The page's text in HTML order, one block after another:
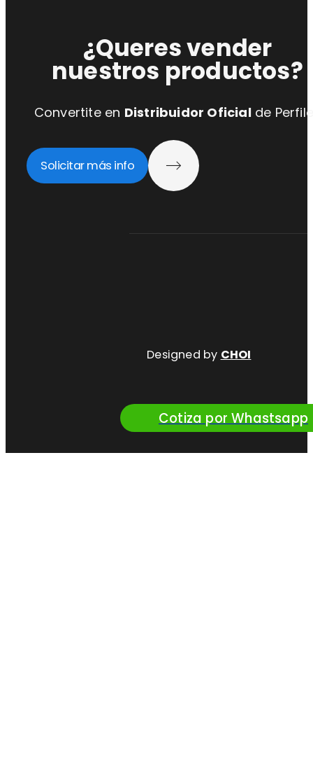
Cotiza por Whastsapp
¿Queres vender
nuestros productos?
Convertite en Distribuidor Oficialde
Solicitar más info
Designed by CHOI